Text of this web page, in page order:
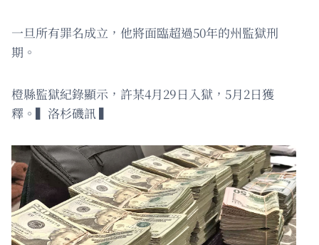
一旦所有罪名成立，他將面臨超過50年的州監獄刑
期。
橙縣監獄紀錄顯示，許某4月29日入獄，5月2日獲
釋。▍洛杉磯訊 ▍